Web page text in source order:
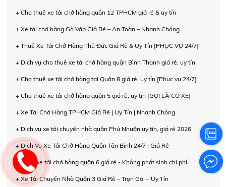
+ Cho thuê xe tải chở hàng quận 12 TPHCM giá rẻ & uy tín
+ Xe tải chở hàng Gò Vấp Giá Rẻ – An Toàn – Nhanh Chóng
+ Thuê Xe Tải Chở Hàng Thủ Đức Giá Rẻ & Uy Tín [PHỤC VỤ 24/7]
+ Dịch vụ cho thuê xe tải chở hàng quận Bình Thạnh giá rẻ, uy tín
+ Cho thuê xe tải chở hàng tại Quận 8 giá rẻ, uy tín [Phục vụ 24/7]
+ Cho thuê xe tải chở hàng quận 5 giá rẻ, uy tín [GỌI LÀ CÓ XE]
+ Xe Tải Chở Hàng TPHCM Giá Rẻ | Uy Tín | Nhanh Chóng
+ Dịch vụ xe tải chuyển nhà quận Phú Nhuận uy tín, giá rẻ 2026
+ Dịch Vụ Xe Tải Chở Hàng Quận Tân Bình 24/7 | Giá Rẻ
+ Thuê xe tải chở hàng quận 6 giá rẻ - Không phát sinh chi phí
+ Xe Tải Chuyển Nhà Quận 3 Giá Rẻ – Trọn Gói – Uy Tín